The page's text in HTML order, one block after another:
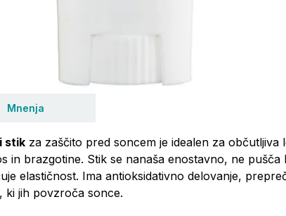
Mnenja
stik za zaščito pred soncem je idealen za občutljiva
in brazgotine. Stik se nanaša enostavno, ne pušča
elastičnost. Ima antioksidativno delovanje,
ki jih povzroča sonce.